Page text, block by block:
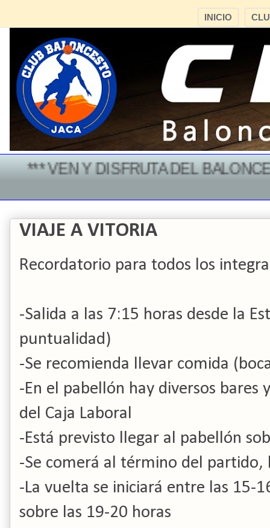
INICIO
VEN Y DISFRUTA DEL
VIAJE A VITORIA
Recordatorio para todos los
-Salida a las 7:15 horas desde la
puntualidad)
-Se recomienda llevar comida
-En el pabellón hay diversos
del Caja Laboral
-Está previsto llegar al pabellón
-Se comerá al término del
-La vuelta se iniciará entre las 15-
sobre las 19-20 horas